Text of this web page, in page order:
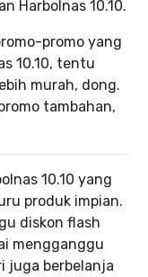
Harbolnas 10.10.
promo yang
10.10, tentu
murah, dong.
tambahan,
10.10 yang
produk impian.
diskon flash
mengganggu
juga berbelanja